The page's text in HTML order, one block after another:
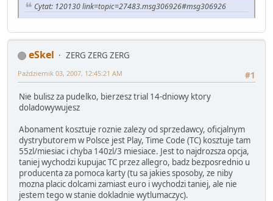
Cytat: 120130 link=topic=27483.msg306926#msg306926
eSkel
ZERG ZERG ZERG
#1
Październik 03, 2007, 12:45:21 AM
Nie bulisz za pudelko, bierzesz trial 14-dniowy ktory
doladowywujesz
Abonament kosztuje roznie zalezy od sprzedawcy, oficjalnym
dystrybutorem w Polsce jest Play, Time Code (TC) kosztuje tam
55zl/miesiac i chyba 140zl/3 miesiace. Jest to najdrozsza opcja,
taniej wychodzi kupujac TC przez allegro, badz bezposrednio u
producenta za pomoca karty (tu sa jakies sposoby, ze niby
mozna placic dolcami zamiast euro i wychodzi taniej, ale nie
jestem tego w stanie dokladnie wytlumaczyc).